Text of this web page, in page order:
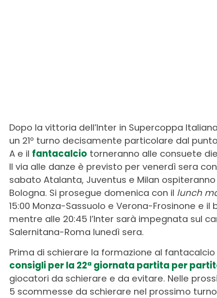
Dopo la vittoria dell’Inter in Supercoppa
un 21º turno decisamente particolare dal
A e il fantacalcio torneranno alle consuete
Il via alle danze è previsto per venerdì sera
sabato Atalanta, Juventus e Milan ospiteranno
Bologna. Si prosegue domenica con il lunch
15:00 Monza-Sassuolo e Verona-Frosinone e il
mentre alle 20:45 l’Inter sarà impegnata sul
Salernitana-Roma lunedì sera.
Prima di schierare la formazione al
consigli per la 22ª giornata partita per
giocatori da schierare e da evitare. Nelle
5 scommesse da schierare nel prossimo